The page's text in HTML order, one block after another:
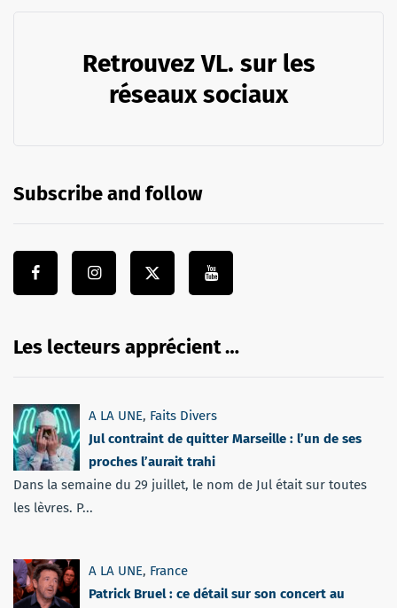
Retrouvez VL. sur les
réseaux sociaux
Subscribe and follow
Les lecteurs apprécient …
A LA UNE, Faits Divers
Jul contraint de quitter Marseille : l’un de ses
proches l’aurait trahi
Dans la semaine du 29 juillet, le nom de Jul était sur toutes
les lèvres. P...
A LA UNE, France
Patrick Bruel : ce détail sur son concert au